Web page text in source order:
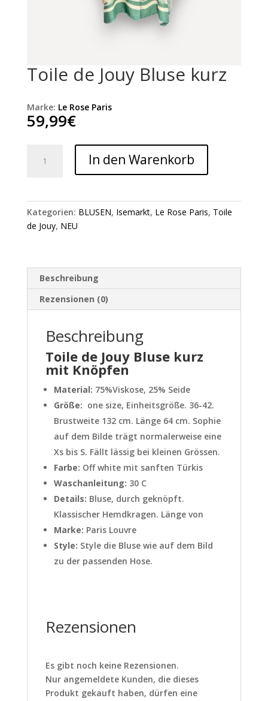
Toile de Jouy Bluse kurz
Marke: Le Rose Paris
59,99€
Menge
In den Warenkorb
Kategorien: BLUSEN, Isemarkt, Le Rose Paris, Toile
de Jouy, NEU
Beschreibung
Rezensionen (0)
Beschreibung
Toile de Jouy Bluse kurz
mit Knöpfen
Material: 75%Viskose, 25% Seide
Größe: one size, Einheitsgröße. 36-42.
Brustweite 132 cm. Länge 64 cm. Sophie
auf dem Bilde trägt normalerweise eine
Xs bis S. Fällt lässig bei kleinen Grössen.
Farbe: Off white mit sanften Türkis
Waschanleitung: 30 C
Details: Bluse, durch geknöpft.
Klassischer Hemdkragen. Länge von
Marke: Paris Louvre
Style: Style die Bluse wie auf dem Bild
zu der passenden Hose.
Rezensionen
Es gibt noch keine Rezensionen.
Nur angemeldete Kunden, die dieses
Produkt gekauft haben, dürfen eine